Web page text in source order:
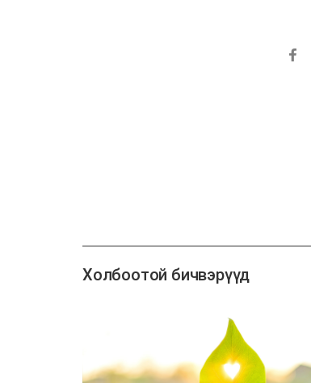
Холбоотой бичвэрүүд